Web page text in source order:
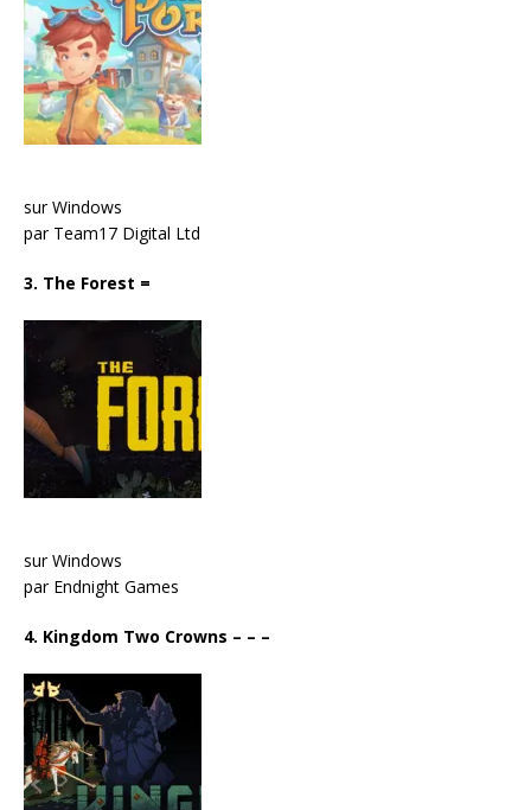
sur Windows
par Team17 Digital Ltd
3. The Forest =
sur Windows
par Endnight Games
4. Kingdom Two Crowns – – –